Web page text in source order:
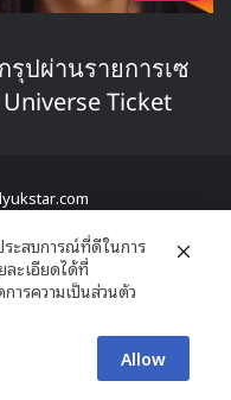
รุปผ่านรายการเซ
Ticket
Copyright 2026, All Rights
Dailymotion
ะสบการณ์ที่ดีในการ
ะเอียดได้ที่
ารความเป็นส่วนตัว
Allow